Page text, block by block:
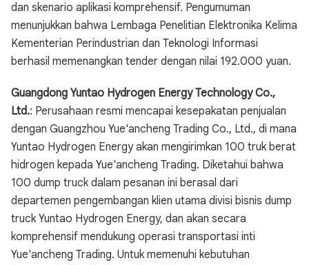
dan skenario aplikasi komprehensif. Pengumuman
menunjukkan bahwa Lembaga Penelitian Elektronika Kelima
Kementerian Perindustrian dan Teknologi Informasi
berhasil memenangkan tender dengan nilai 192.000 yuan.
Guangdong Yuntao Hydrogen Energy Technology Co.,
Ltd.: Perusahaan resmi mencapai kesepakatan penjualan
dengan Guangzhou Yue'ancheng Trading Co., Ltd., di mana
Yuntao Hydrogen Energy akan mengirimkan 100 truk berat
hidrogen kepada Yue'ancheng Trading. Diketahui bahwa
100 dump truck dalam pesanan ini berasal dari
departemen pengembangan klien utama divisi bisnis dump
truck Yuntao Hydrogen Energy, dan akan secara
komprehensif mendukung operasi transportasi inti
Yue'ancheng Trading. Untuk memenuhi kebutuhan